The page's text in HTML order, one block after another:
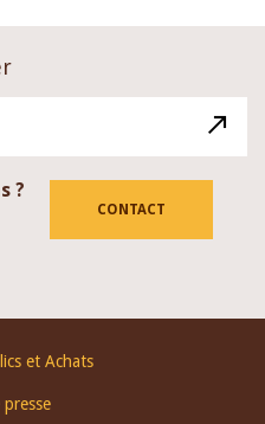
?
CONTACT
et Achats
presse